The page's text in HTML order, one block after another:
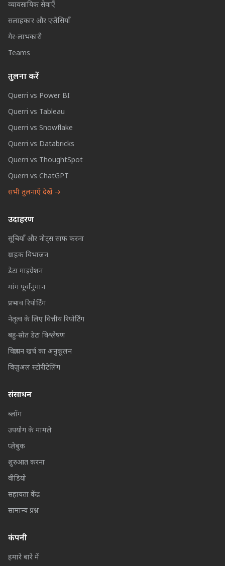
व्यावसायिक सेवाएँ
सलाहकार और एजेंसियाँ
गैर-लाभकारी
Teams
तुलना करें
Querri vs Power BI
Querri vs Tableau
Querri vs Snowflake
Querri vs Databricks
Querri vs ThoughtSpot
Querri vs ChatGPT
सभी तुलनाएँ देखें →
उदाहरण
सूचियाँ और नोट्स साफ़ करना
ग्राहक विभाजन
डेटा माइग्रेशन
मांग पूर्वानुमान
प्रभाव रिपोर्टिंग
नेतृत्व के लिए वित्तीय रिपोर्टिंग
बहु-स्रोत डेटा विश्लेषण
विज्ञापन खर्च का अनुकूलन
विज़ुअल स्टोरीटेलिंग
संसाधन
ब्लॉग
उपयोग के मामले
प्लेबुक
शुरुआत करना
वीडियो
सहायता केंद्र
सामान्य प्रश्न
कंपनी
हमारे बारे में